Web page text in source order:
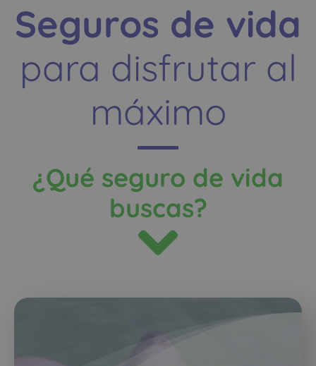
Seguros de vida
para disfrutar al
máximo
¿Qué seguro de vida
buscas?